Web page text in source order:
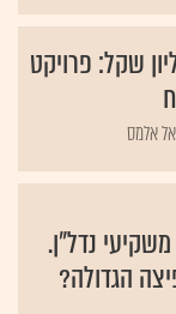
של 800 מיליון שקל: פרויקט
אלמס
נדל״ן.
הגדולה?